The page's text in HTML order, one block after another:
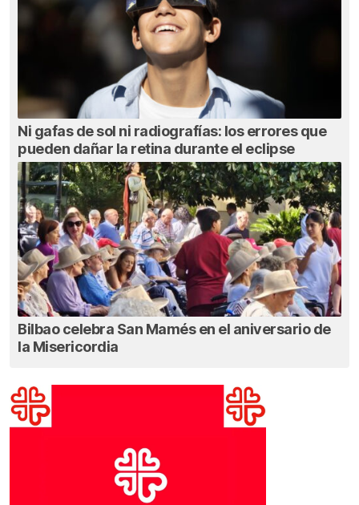
Ni gafas de sol ni radiografías: los errores que
pueden dañar la retina durante el eclipse
Bilbao celebra San Mamés en el aniversario de
la Misericordia